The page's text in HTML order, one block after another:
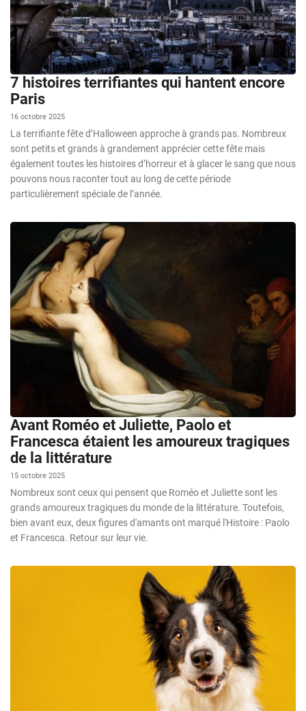
7 histoires terrifiantes qui hantent encore
Paris
16 octobre 2025
La terrifiante fête d’Halloween approche à grands pas. Nombreux
sont petits et grands à grandement apprécier cette fête mais
également toutes les histoires d’horreur et à glacer le sang que nous
pouvons nous raconter tout au long de cette période
particulièrement spéciale de l’année.
Avant Roméo et Juliette, Paolo et
Francesca étaient les amoureux tragiques
de la littérature
15 octobre 2025
Nombreux sont ceux qui pensent que Roméo et Juliette sont les
grands amoureux tragiques du monde de la littérature. Toutefois,
bien avant eux, deux figures d'amants ont marqué l'Histoire : Paolo
et Francesca. Retour sur leur vie.